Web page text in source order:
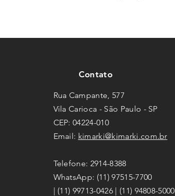
Contato
Rua Campante, 577
Vila Carioca - São Paulo - SP
CEP: 04224-010
Email: kimarki@kimarki.com.br
Telefone: 2914-8388
WhatsApp: (11) 97515-7700
| (11) 99713-0426 | (11) 94808-5000